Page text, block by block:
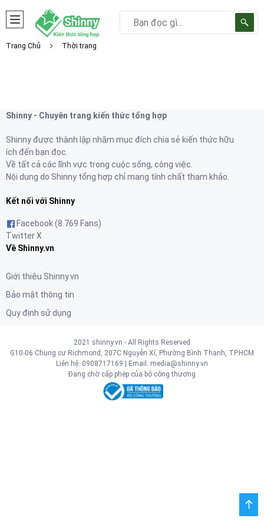
Trang Chủ Thời trang
Shinny - Chuyên trang kiến thức tổng hợp
Shinny được thành lập nhằm mục đích chia sẻ kiến thức hữu
ích đến bạn đọc.
Về tất cả các lĩnh vực trong cuộc sống, công việc.
Nội dung do Shinny tổng hợp chỉ mang tính chất tham khảo.
Kết nối với Shinny
Facebook (8.769 Fans)
Twitter X
Về Shinny.vn
Giới thiệu Shinny.vn
Bảo mật thông tin
Quy định sử dụng
2021 shinny.vn - All Rights Reserved
G10-06 Chung cư Richmond, 207C Nguyễn Xí, Phường Bình Thạnh, TP.HCM
Liên hệ: 0908717169 | Email: media@shinny.vn
Đang chờ cấp phép của bộ công thương